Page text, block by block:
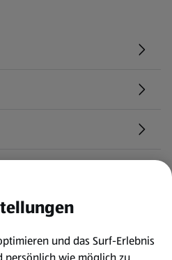
und das Surf-Erlebnis